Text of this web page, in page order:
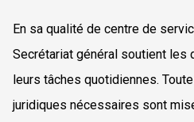
En sa qualité de centre de
Secrétariat général soutient les
leurs tâches quotidiennes.
juridiques nécessaires sont